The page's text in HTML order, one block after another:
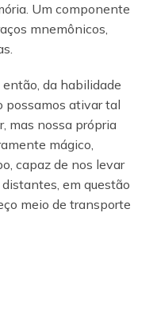
Um componente
mnemônicos,
então, da habilidade
possamos ativar tal
mas nossa própria
mágico,
capaz de nos levar
em questão
meio de transporte